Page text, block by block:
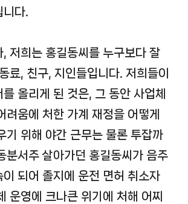
니다.
, 저희는 홍길동씨를 누구보다 잘
료, 친구, 지인들입니다. 저희들이
올리게 된 것은, 그 동안 사업체
려움에 처한 가계 재정을 어떻게
기 위해 야간 근무는 물론 투잡까
분서주 살아가던 홍길동씨가 음주
이 되어 졸지에 운전 면허 취소자
운영에 크나큰 위기에 처해 어찌